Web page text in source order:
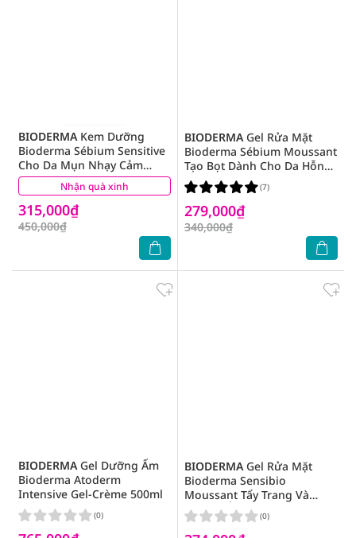
Nhận quà xinh
BIODERMAKem Dưỡng
Bioderma Sébium Sensitive
Cho Da Mụn Nhạy Cảm
30ml
315,000₫
450,000₫
(2)
BIODERMAGel Rửa Mặt
Bioderma Sébium Moussant
Tạo Bọt Dành Cho Da Hỗn
Hợp Và Da Dầu 200ml
279,000₫
340,000₫
(7)
BIODERMAGel Dưỡng Ẩm
Bioderma Atoderm
Intensive Gel-Crème 500ml
(0)
BIODERMAGel Rửa Mặt
Bioderma Sensibio
Moussant Tẩy Trang Và
Dưỡng Ẩm 200ml
(0)